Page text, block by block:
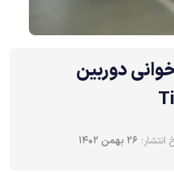
دوربین
انتشار: 26 بهمن 1402